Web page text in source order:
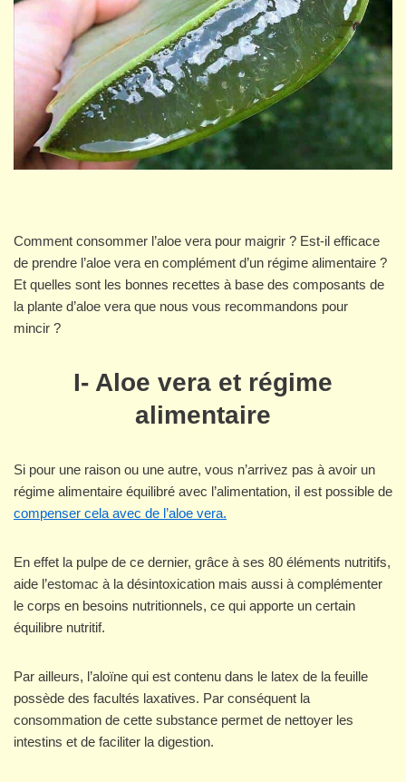
Comment consommer l’aloe vera pour maigrir ? Est-il efficace
de prendre l’aloe vera en complément d’un régime alimentaire ?
Et quelles sont les bonnes recettes à base des composants de
la plante d’aloe vera que nous vous recommandons pour
mincir ?
I- Aloe vera et régime
alimentaire
Si pour une raison ou une autre, vous n’arrivez pas à avoir un
régime alimentaire équilibré avec l’alimentation, il est possible de
compenser cela avec de l’aloe vera.
En effet la pulpe de ce dernier, grâce à ses 80 éléments nutritifs,
aide l’estomac à la désintoxication mais aussi à complémenter
le corps en besoins nutritionnels, ce qui apporte un certain
équilibre nutritif.
Par ailleurs, l’aloïne qui est contenu dans le latex de la feuille
possède des facultés laxatives. Par conséquent la
consommation de cette substance permet de nettoyer les
intestins et de faciliter la digestion.